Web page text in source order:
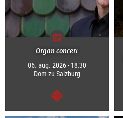
Organ concert
06. aug. 2026 - 18:30
Dom zu Salzburg
Tovább